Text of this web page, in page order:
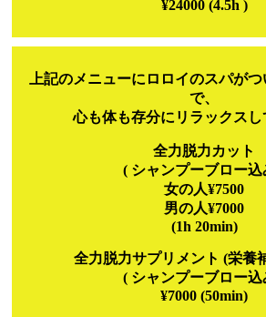
¥24000 (4.5h )
上記のメニューにロロイのスパが
で、
心も体も存分にリラックスし
全力脱力カット
( シャンプーブロー込
女の人¥7500
男の人¥7000
(1h 20min)
全力脱力サプリメント (栄養
( シャンプーブロー込
¥7000 (50min)